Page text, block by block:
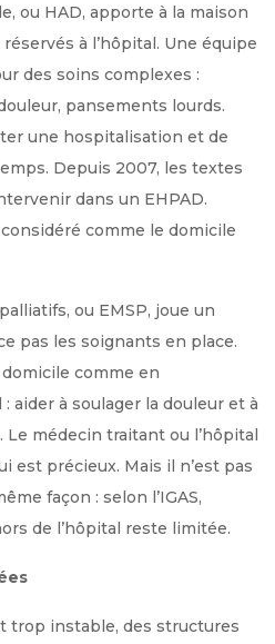
ou HAD, apporte à la maison
à l’hôpital. Une équipe
des soins complexes :
pansements lourds.
une hospitalisation et de
Depuis 2007, les textes
dans un EHPAD.
comme le domicile
ou EMSP, joue un
pas les soignants en place.
comme en
aider à soulager la douleur et à
Le médecin traitant ou l’hôpital
est précieux. Mais il n’est pas
façon : selon l’IGAS,
de l’hôpital reste limitée.
trop instable, des structures